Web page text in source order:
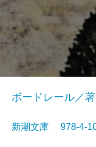
ボードレール／
新潮文庫 978-4-